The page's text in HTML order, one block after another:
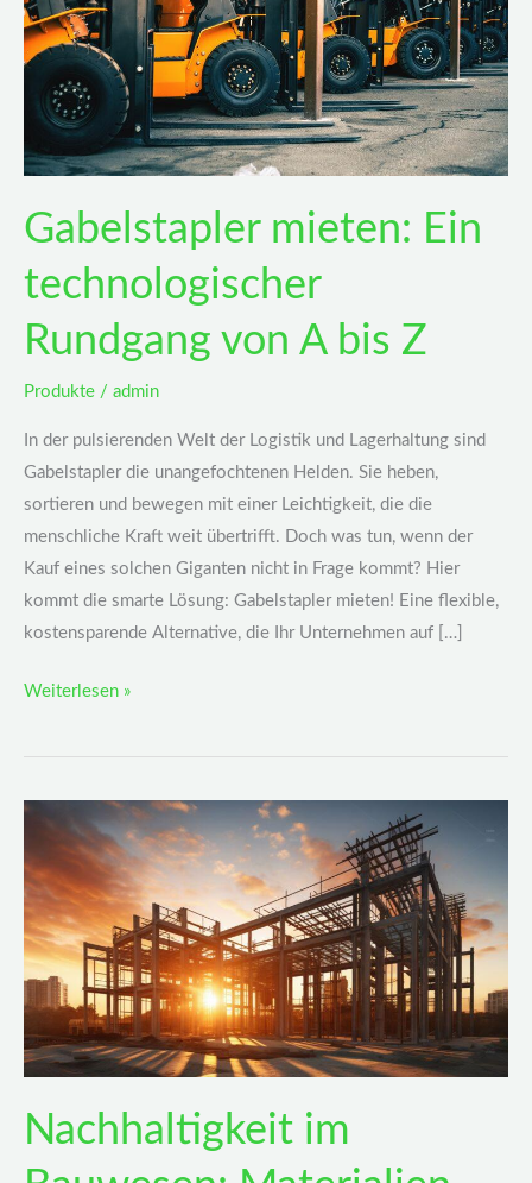
Gabelstapler mieten: Ein
technologischer
Rundgang von A bis Z
Produkte / admin
In der pulsierenden Welt der Logistik und Lagerhaltung sind
Gabelstapler die unangefochtenen Helden. Sie heben,
sortieren und bewegen mit einer Leichtigkeit, die die
menschliche Kraft weit übertrifft. Doch was tun, wenn der
Kauf eines solchen Giganten nicht in Frage kommt? Hier
kommt die smarte Lösung: Gabelstapler mieten! Eine flexible,
kostensparende Alternative, die Ihr Unternehmen auf […]
von
A
Weiterlesen »
Nachhaltigkeit im
Nachhaltigkeit
im
Bauwesen:
Materialien
und
Techniken
für
die
Zukunft